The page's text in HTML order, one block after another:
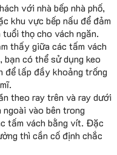
với nhà bếp nhà phố,
khu vực bếp nấu để đảm
thọ cho vách ngăn.
thấy giữa các tấm vách
bạn có thể sử dụng keo
để lấp đầy khoảng trống
theo ray trên và ray dưới
vào bên trong
tấm vách bằng vít. Đặc
thì cần cố định chắc